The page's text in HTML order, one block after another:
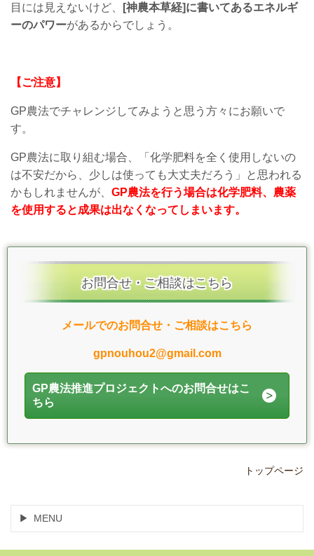
目には見えないけど、
[神農本草経]に書いてあるエネルギ
ーのパワーがあるからでしょう。
【ご注意】
GP農法でチャレンジしてみようと思う方々にお願いで
す。
GP農法に取り組む場合、「化学肥料を全く使用しないの
は不安だから、少しは使っても大丈夫だろう」と思われる
かもしれませんが、 GP農法を行う場合は化学肥料、農薬
を使用すると成果は出なくなってしまいます。
お問合せ・ご相談はこちら
メールでのお問合せ・ご相談はこちら
gpnouhou2@gmail.com
GP農法推進プロジェクトへのお問合せはこ
ちら
トップページ
MENU